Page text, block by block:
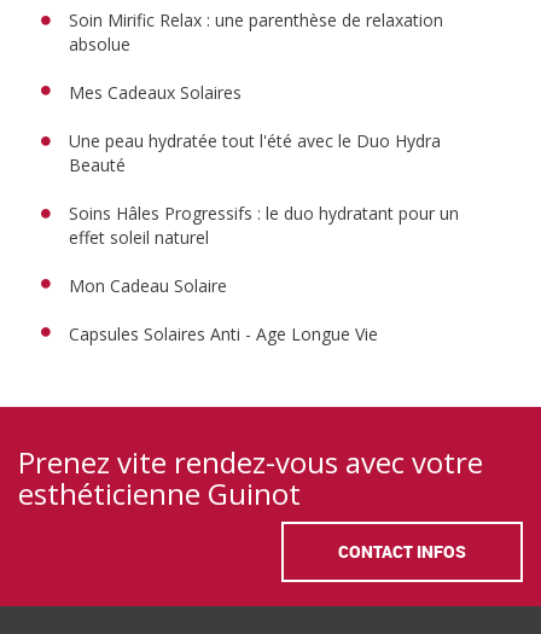
Soin Mirific Relax : une parenthèse de relaxation
absolue
Mes Cadeaux Solaires
Une peau hydratée tout l'été avec le Duo Hydra
Beauté
Soins Hâles Progressifs : le duo hydratant pour un
effet soleil naturel
Mon Cadeau Solaire
Capsules Solaires Anti - Age Longue Vie
Prenez vite rendez-vous avec votre
esthéticienne Guinot
CONTACT INFOS